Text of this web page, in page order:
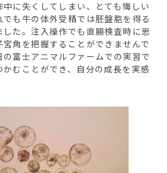
に失くしてしまい、とても悔しい
も牛の体外受精では胚盤胞を得る
した。注入操作でも直腸検査時に思
角を把握することができませんで
の富士アニマルファームでの実習で
むことができ、自分の成長を実感